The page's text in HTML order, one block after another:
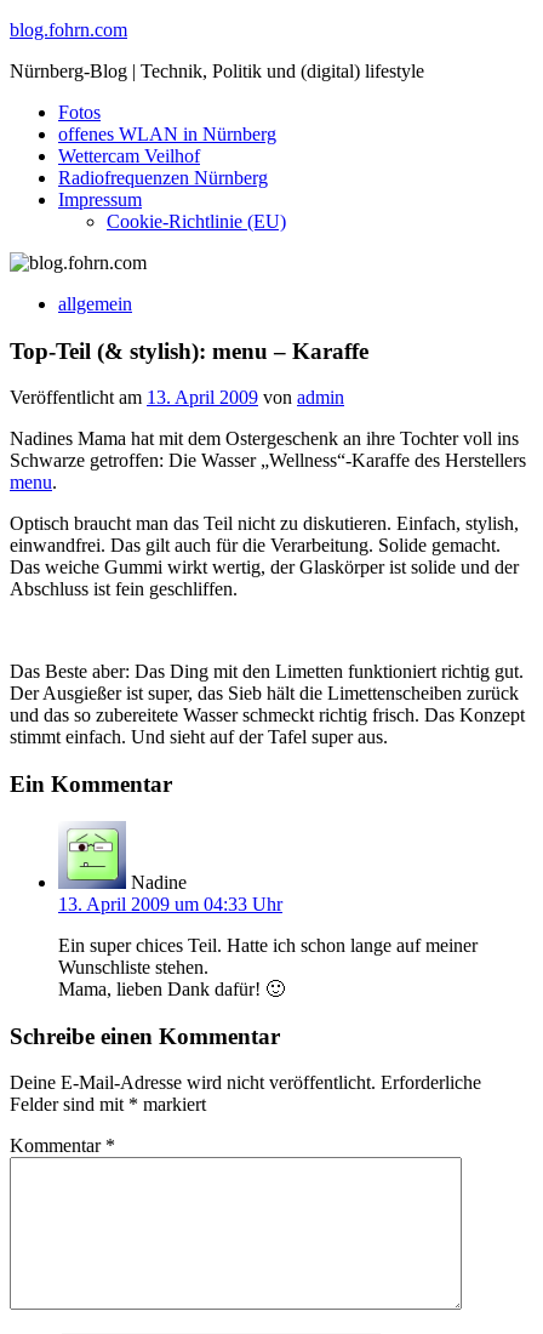
Skip
content
blog.fohrn.com
Nürnberg-Blog | Technik, Politik und (digital) lifestyle
Fotos
offenes WLAN in Nürnberg
Wettercam Veilhof
Radiofrequenzen Nürnberg
Impressum
Cookie-Richtlinie (EU)
allgemein
Top-Teil (& stylish): menu – Karaffe
Veröffentlicht am 13. April 2009 von admin
Nadines Mama hat mit dem Ostergeschenk an ihre Tochter voll ins
Schwarze getroffen: Die Wasser „Wellness“-Karaffe des Herstellers
menu.
Optisch braucht man das Teil nicht zu diskutieren. Einfach, stylish,
einwandfrei. Das gilt auch für die Verarbeitung. Solide gemacht.
Das weiche Gummi wirkt wertig, der Glaskörper ist solide und der
Abschluss ist fein geschliffen.
Das Beste aber: Das Ding mit den Limetten funktioniert richtig gut.
Der Ausgießer ist super, das Sieb hält die Limettenscheiben zurück
und das so zubereitete Wasser schmeckt richtig frisch. Das Konzept
stimmt einfach. Und sieht auf der Tafel super aus.
Ein Kommentar
Nadine
13. April 2009 um 04:33 Uhr
Ein super chices Teil. Hatte ich schon lange auf meiner
Wunschliste stehen.
Mama, lieben Dank dafür! 🙂
Schreibe einen Kommentar
Deine E-Mail-Adresse wird nicht veröffentlicht. Erforderliche
Felder sind mit * markiert
Kommentar *